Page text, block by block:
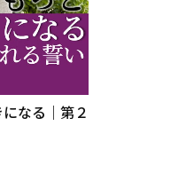
なる｜第２